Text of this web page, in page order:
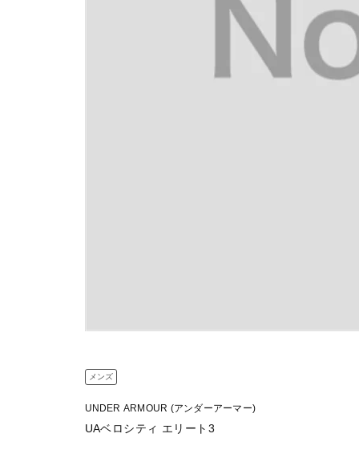
メンズ
UNDER ARMOUR (アンダーアーマー)
UAベロシティ エリート3